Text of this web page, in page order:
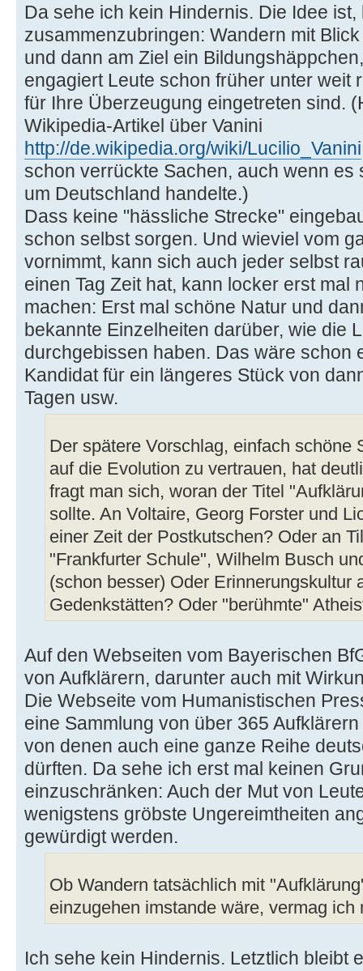
Da sehe ich kein Hindernis. Die Idee ist,
zusammenzubringen: Wandern mit
und dann am Ziel ein
engagiert Leute schon früher unter weit
für Ihre Überzeugung eingetreten sind.
Wikipedia-Artikel über Vanini
http://de.wikipedia.org/wiki/Lucilio_Vanini
schon verrückte Sachen, auch wenn es
um Deutschland handelte.)
Dass keine "hässliche Strecke"
schon selbst sorgen. Und wieviel vom
vornimmt, kann sich auch jeder selbst
einen Tag Zeit hat, kann locker erst mal
machen: Erst mal schöne Natur und
bekannte Einzelheiten darüber, wie die
durchgebissen haben. Das wäre schon
Kandidat für ein längeres Stück von
Tagen usw.
Der spätere Vorschlag, einfach schöne
auf die Evolution zu vertrauen, hat
fragt man sich, woran der Titel
sollte. An Voltaire, Georg Forster und
einer Zeit der Postkutschen? Oder an
"Frankfurter Schule", Wilhelm Busch
(schon besser) Oder Erinnerungskultur
Gedenkstätten? Oder "berühmte"
Auf den Webseiten vom Bayerischen
von Aufklärern, darunter auch mit
Die Webseite vom Humanistischen
eine Sammlung von über 365
von denen auch eine ganze Reihe
dürften. Da sehe ich erst mal keinen
einzuschränken: Auch der Mut von
wenigstens gröbste Ungereimtheiten
gewürdigt werden.
Ob Wandern tatsächlich mit
einzugehen imstande wäre, vermag ich
Ich sehe kein Hindernis. Letztlich bleibt